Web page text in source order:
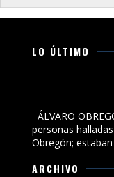
LO ÚLTIMO
ÁLVARO
personas
Obregón;
ARCHIVO